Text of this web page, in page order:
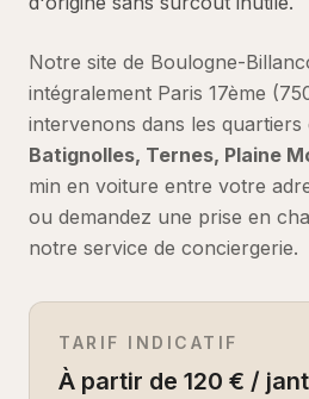
Notre site de Boulogne-
intégralement Paris 17ème (
intervenons dans les quartiers
Batignolles, Ternes, Plaine
min en voiture entre votre
ou demandez une prise en
notre service de conciergerie.
TARIF INDICATIF
À partir de 120 € /